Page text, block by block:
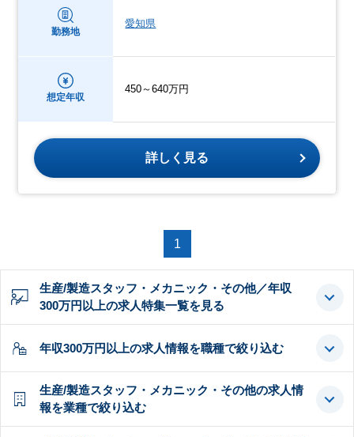
勤務地
愛知県
想定年収
450～640万円
詳しく見る
1
生産/製造スタッフ・メカニック・その他／年収
300万円以上の求人特集一覧を見る
年収300万円以上の求人情報を職種で絞り込む
生産/製造スタッフ・メカニック・その他の求人情
報を業種で絞り込む